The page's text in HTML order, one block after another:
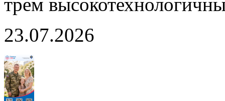
23.07.2026